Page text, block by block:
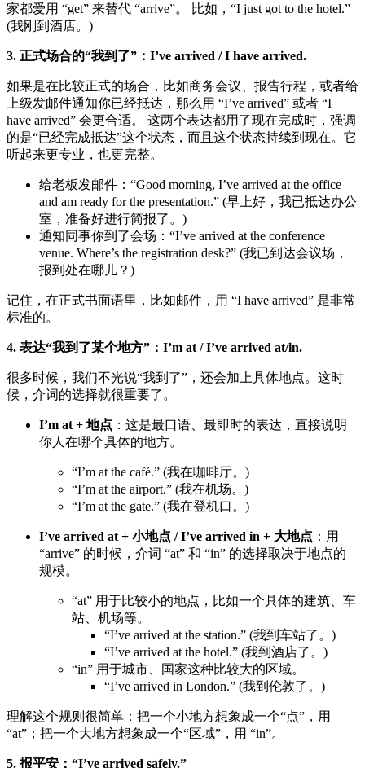
家都爱用 “get” 来替代 “arrive”。 比如，“I just got to the hotel.”
(我刚到酒店。)
3. 正式场合的“我到了”：I’ve arrived / I have arrived.
如果是在比较正式的场合，比如商务会议、报告行程，或者给
上级发邮件通知你已经抵达，那么用 “I’ve arrived” 或者 “I
have arrived” 会更合适。 这两个表达都用了现在完成时，强调
的是“已经完成抵达”这个状态，而且这个状态持续到现在。它
听起来更专业，也更完整。
给老板发邮件：“Good morning, I’ve arrived at the office
and am ready for the presentation.” (早上好，我已抵达办公
室，准备好进行简报了。)
通知同事你到了会场：“I’ve arrived at the conference
venue. Where’s the registration desk?” (我已到达会议场，
报到处在哪儿？)
记住，在正式书面语里，比如邮件，用 “I have arrived” 是非常
标准的。
4. 表达“我到了某个地方”：I’m at / I’ve arrived at/in.
很多时候，我们不光说“我到了”，还会加上具体地点。这时
候，介词的选择就很重要了。
I’m at + 地点 ：这是最口语、最即时的表达，直接说明
你人在哪个具体的地方。
“I’m at the café.” (我在咖啡厅。)
“I’m at the airport.” (我在机场。)
“I’m at the gate.” (我在登机口。)
I’ve arrived at + 小地点 / I’ve arrived in + 大地点 ：用
“arrive” 的时候，介词 “at” 和 “in” 的选择取决于地点的
规模。
“at” 用于比较小的地点，比如一个具体的建筑、车
站、机场等。
“I’ve arrived at the station.” (我到车站了。)
“I’ve arrived at the hotel.” (我到酒店了。)
“in” 用于城市、国家这种比较大的区域。
“I’ve arrived in London.” (我到伦敦了。)
理解这个规则很简单：把一个小地方想象成一个“点”，用
“at”；把一个大地方想象成一个“区域”，用 “in”。
5. 报平安：“I’ve arrived safely.”